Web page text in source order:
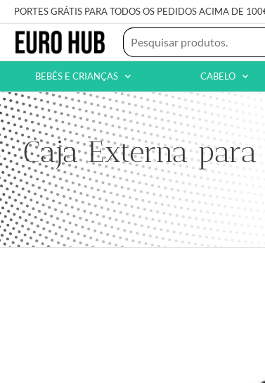
PORTES GRÁTIS PARA TODOS OS PEDIDOS ACIMA DE
BEBÉS E CRIANÇAS CABELO
Caja Externa